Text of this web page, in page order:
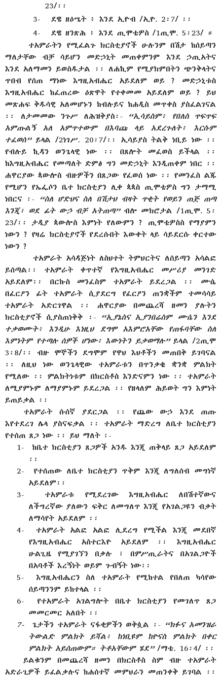
23/፡፡
3- ደዌ ዘዕሤት ፥ እንደ ኢዮብ /ኢዮ. 2፡7/ ፡፡
4- ደዌ ዘንጽሕ ፥ እንደ ጢሞቴዎስ /1ጢሞ. 5፡23/ ።
ተአምራትን የሚፈልጉ ክርስቲያኖች ሁሉንም በሽታ ከሰይጣን
ማለታቸው ብቻ ሳይሆን መድኃኒት መጠቀምንም እንደ ኃጢአትና
እንደ አለማመን ይወስዱታል ፡፡ ለሐኪም የሚያክምበትን ጭንቅላትና
ጥበብ የሰጠ ማነው እግዚአብሔር አይደለም ወይ ? መድኃኒቱስ
እግዚአብሔር ከፈጠረው ዕጽዋት የተቀመመ አይደለም ወይ ? ይህ
መጽሐፍ ቅዱሳዊ አለመሆኑን ከብሉይና ከሐዲስ መጥቀስ ያስፈልገናል
፡፡ ለታመመው ንጉሥ ለሕዝቅያስ፡- “ኢሳይስም፥ የበለስ ጥፍጥፍ
አምጡልኝ አለ አምጥተውም በእባጩ ላይ አደረጉለት፥ እርሱም
ተፈወሰ”ይላል /2ነገሥ. 20፡7/፡፡ ኢሳይያስ ትልቅ ነቢይ ነው ፡፡
የብሉይ ኪዳን ወንጌላዊ ነው ፡፡ በጸሎት መፈወስ ይችላል ፡፡
ከእግዚአብሔር የመጣለት ድምፅ ግን መድኃኒት እንዲጠቀም ነበር ፡፡
ሐዋርያው ጳውሎስ ብዙዎችን በጸጋው የፈወሰ ነው ፡፡ የመንፈስ ልጁ
የሚሆን የኤፌሶን ቤተ ክርስቲያን ሊቀ ጳጳስ ጢሞቴዎስ ግን ታማሚ
ነበርና ፡-
“ስለ ሆድህና ስለ በሽታህ ብዛት ጥቂት የወይን ጠጅ ጠጣ
እንጂ፥ ወደ ፊት ውኃ ብቻ አትጠጣ” ብሎ መክሮታል /1ጢሞ. 5፡
23/፡፡ ታዲያ ጳውሎስ እምነት የለውምን ? ጢሞቴዎስስ የማያምን
ነውን ? የዛሬ ክርስቲያኖች የደረሱበት እውቀት ላይ ሳይደርሱ ቀርተው
ነውን ?
ተአምራት አሳዳጅነት ለስህተት ትምህርትና ለሰይጣን አሳልፎ
ይሰጣል፡፡ ተአምራት ቀጥተኛ የእግዚአብሔር መሥሪያ መንገድ
አይደለም፡፡ በርኩስ መንፈስም ተአምራት ይደረጋል ፡፡ ሙሴ
በፈርዖን ፊት ተአምራት ሲያደርግ የፈርዖን ጠንቋችም ተመሳሳይ
ተአምራት አድርገዋል ፡፡ ሐዋርያው በመጨረሻ ዘመን ያሉትን
ክርስቲያኖች ሲያስጠነቅቅ ፡- “ኢያኔስና ኢያንበሬስም ሙሴን እንደ
ተቃወሙት፥ እንዲሁ እነዚህ ደግሞ አእምሮአቸው የጠፋባቸው ስለ
እምነትም የተጣሉ ሰዎች ሆነው፥ እውነትን ይቃወማሉ” ይላል /2ጢሞ
3፡8/፡፡ ብዙ ሞኞችን ደግሞም የዋህ እህቶችን መጠበቅ ይገባናል
፡፡ ለዚህ ነው ወንጌላዊው ተአምራቱን በጥንቃቄ ቋንቋ ምልክት
የሚለው ፡፡ ምልክትነቱም በክርስቶስ እንድናምን ነው ፡፡ ተአምራት
ለሚያምኑም ለማያምኑም ይደረጋል ፡፡ የዘላለም ሕይወት ግን እምነት
ይጠይቃል ፡፡
ተአምራት ሱሰኛ ያደርጋል ፡፡ የጨው ውኃ እንደ ጠጡ
እየተደረገ ሌላ ያስናፍቃል ፡፡ ተአምራት ማድረግ ለቤተ ክርስቲያን
የተሰጠ ጸጋ ነው ፡፡ ይህ ማለት ፡-
1- ከቤተ ክርስቲያን ጸጋዎች አንዱ እንጂ ጠቅላይ ጸጋ አይደለም
፡፡
2- የተሰጠው ለቤተ ክርስቲያን ጥቅም እንጂ ለግለሰብ መግነኛ
አይደለም፡፡
3-ተአምራቱ የሚደረገው እግዚአብሔር ለበሽተኛውና
ለችግረኛው ያለውን ፍቅር ለመግለጥ እንጂ የአገልጋዩን ብቃት
ለማሳየት አይደለም ፡፡
4- ተአምራት አልፎ አልፎ ሊደረግ የሚችል እንጂ መደበኛ
የእግዚአብሔር አስተርእዮ አይደለም ፡፡ እግዚአብሔር
ሁልጊዜ የሚያገኘን በቃሉ ፣ በምሥጢራትና በአገልጋዮች
በአባቶች እረኝነት ወይም ጉብኝት ነው፡፡
5- እግዚአብሔርን ስለ ተአምራት የሚከተል የበለጠ ካሳየው
ሰይጣንንም ይከተላል ፡፡
6- የተአምራት አገልግሎት በቤተ ክርስቲያን የመገለጥ ጸጋ
መመርመር አለበት ፡፡
7- ጌታችን ተአምራት ናፋቂዎችን ወቅሷል ፡- “ክፉና አመንዝራ
ትውልድ ምልክት ይሻል፥ ከነቢዩም ከዮናስ ምልክት በቀር
ምልክት አይሰጠውም። ትቶአቸውም ሄደ” /ማቴ. 16፡4/ ፡፡
ይልቁንም በመጨረሻ ዘመን በክርስቶስ ስም ብዙ ተአምራት
አድራጊዎች ይፈልቃሉና ከሐሰተኛ መምህራን መጠንቀቅ ይገባል ፡፡